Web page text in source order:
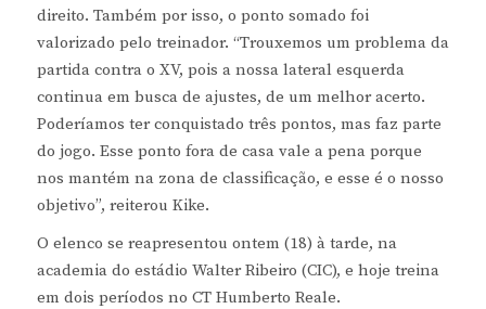
direito. Também por isso, o ponto somado foi
valorizado pelo treinador. “Trouxemos um problema da
partida contra o XV, pois a nossa lateral esquerda
continua em busca de ajustes, de um melhor acerto.
Poderíamos ter conquistado três pontos, mas faz parte
do jogo. Esse ponto fora de casa vale a pena porque
nos mantém na zona de classificação, e esse é o nosso
objetivo”, reiterou Kike.
O elenco se reapresentou ontem (18) à tarde, na
academia do estádio Walter Ribeiro (CIC), e hoje treina
em dois períodos no CT Humberto Reale.